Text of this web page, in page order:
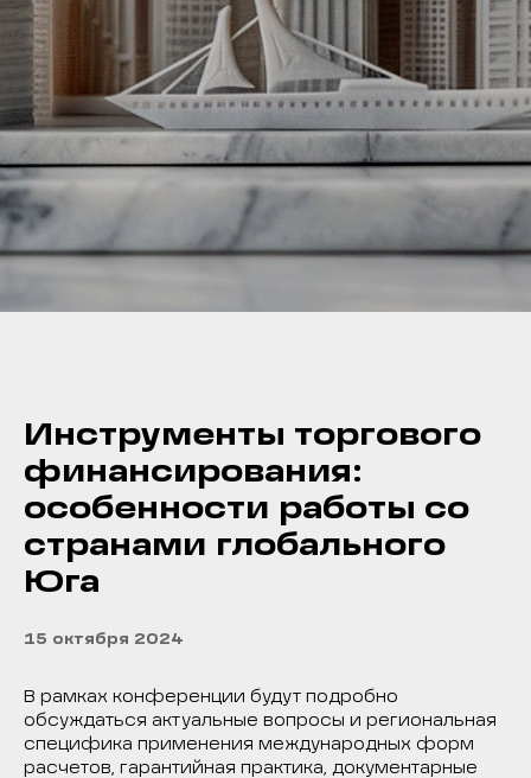
Инструменты торгового
финансирования:
особенности работы со
странами глобального
Юга
15 октября 2024
В рамках конференции будут подробно
обсуждаться актуальные вопросы и региональная
специфика применения международных форм
расчетов, гарантийная практика, документарные